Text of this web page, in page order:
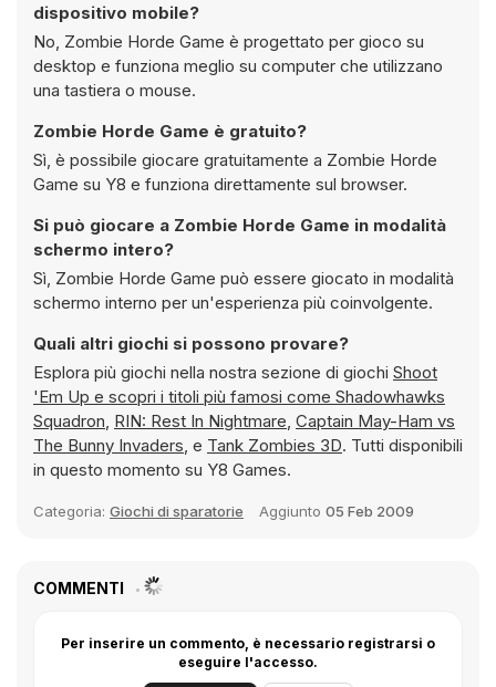
dispositivo mobile?
No, Zombie Horde Game è progettato per gioco su
desktop e funziona meglio su computer che utilizzano
una tastiera o mouse.
Zombie Horde Game è gratuito?
Sì, è possibile giocare gratuitamente a Zombie Horde
Game su Y8 e funziona direttamente sul browser.
Si può giocare a Zombie Horde Game in modalità
schermo intero?
Sì, Zombie Horde Game può essere giocato in modalità
schermo interno per un'esperienza più coinvolgente.
Quali altri giochi si possono provare?
Esplora più giochi nella nostra sezione di giochi Shoot
'Em Up e scopri i titoli più famosi come Shadowhawks
Squadron, RIN: Rest In Nightmare, Captain May-Ham vs
The Bunny Invaders, e Tank Zombies 3D. Tutti disponibili
in questo momento su Y8 Games.
Categoria: Giochi di sparatorie Aggiunto 05 Feb 2009
COMMENTI
Per inserire un commento, è necessario registrarsi o
eseguire l'accesso.